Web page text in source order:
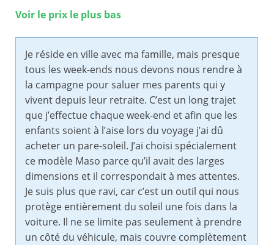
Voir le prix le plus bas
Je réside en ville avec ma famille, mais presque
tous les week-ends nous devons nous rendre à
la campagne pour saluer mes parents qui y
vivent depuis leur retraite. C’est un long trajet
que j’effectue chaque week-end et afin que les
enfants soient à l’aise lors du voyage j’ai dû
acheter un pare-soleil. J’ai choisi spécialement
ce modèle Maso parce qu’il avait des larges
dimensions et il correspondait à mes attentes.
Je suis plus que ravi, car c’est un outil qui nous
protège entièrement du soleil une fois dans la
voiture. Il ne se limite pas seulement à prendre
un côté du véhicule, mais couvre complètement